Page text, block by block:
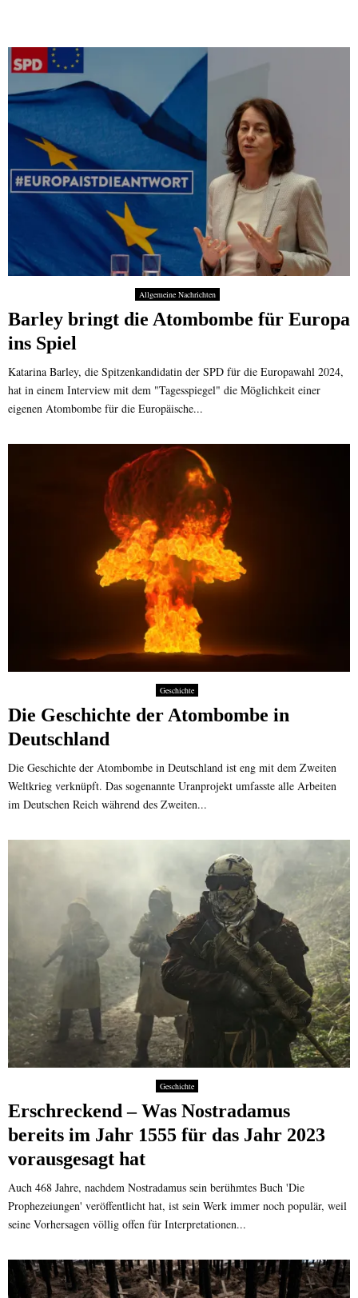
Allgemeine Nachrichten
Barley bringt die Atombombe für Europa
ins Spiel
Katarina Barley, die Spitzenkandidatin der SPD für die Europawahl 2024,
hat in einem Interview mit dem "Tagesspiegel" die Möglichkeit einer
eigenen Atombombe für die Europäische...
Geschichte
Die Geschichte der Atombombe in
Deutschland
Die Geschichte der Atombombe in Deutschland ist eng mit dem Zweiten
Weltkrieg verknüpft. Das sogenannte Uranprojekt umfasste alle Arbeiten
im Deutschen Reich während des Zweiten...
Geschichte
Erschreckend – Was Nostradamus
bereits im Jahr 1555 für das Jahr 2023
vorausgesagt hat
Auch 468 Jahre, nachdem Nostradamus sein berühmtes Buch 'Die
Prophezeiungen' veröffentlicht hat, ist sein Werk immer noch populär, weil
seine Vorhersagen völlig offen für Interpretationen...